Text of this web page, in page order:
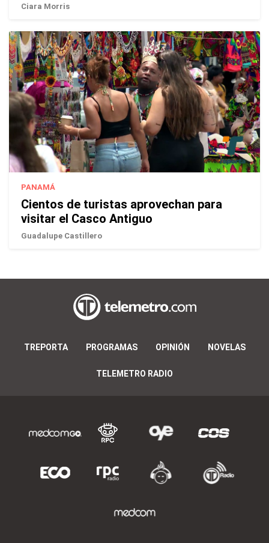
Ciara Morris
PANAMÁ
Cientos de turistas aprovechan para
visitar el Casco Antiguo
Guadalupe Castillero
TREPORTA PROGRAMAS OPINIÓN NOVELAS
TELEMETRO RADIO